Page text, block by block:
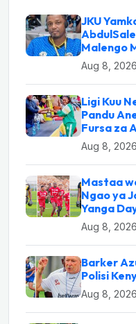
JKU
Malengo
Aug 8, 2026
Ligi Kuu
Pandu
Fursa za
Aug 8, 2026
Mastaa
Ngao ya
Yanga
Aug 8, 2026
Barker
Polisi
Aug 8, 2026